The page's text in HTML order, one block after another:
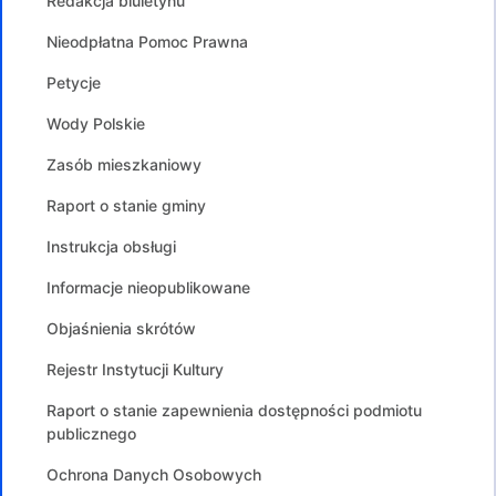
Nieodpłatna Pomoc Prawna
Petycje
Wody Polskie
Zasób mieszkaniowy
Raport o stanie gminy
Instrukcja obsługi
Informacje nieopublikowane
Objaśnienia skrótów
Rejestr Instytucji Kultury
Raport o stanie zapewnienia dostępności podmiotu
publicznego
Ochrona Danych Osobowych